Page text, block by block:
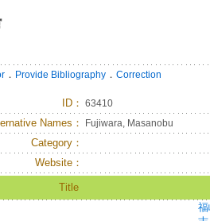
． Provide Bibliography ． Correction
ID ： 63410
Names： Fujiwara, Masanobu
Category：
Website：
Title